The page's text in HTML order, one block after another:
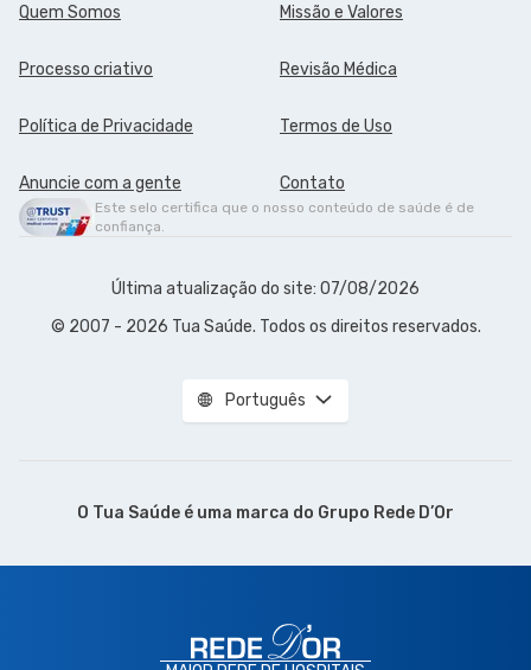
Quem Somos Missão e Valores
Processo criativo Revisão Médica
Política de Privacidade Termos de Uso
Anuncie com a gente Contato
Este selo certifica que o nosso conteúdo de saúde é de
confiança.
Última atualização do site: 07/08/2026
© 2007 - 2026 Tua Saúde. Todos os direitos reservados.
Português
O Tua Saúde é uma marca do Grupo Rede D’Or